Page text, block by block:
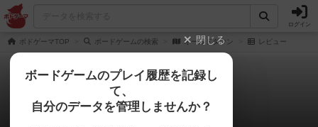
ログイン
ボドゲーマTOP ボードゲームの検索 オールドタウン レビュー
オールドタウン
0件のレビュー
閉じる
ボードゲームのプレイ履歴を記録し
て、
自分のデータを管理しませんか？